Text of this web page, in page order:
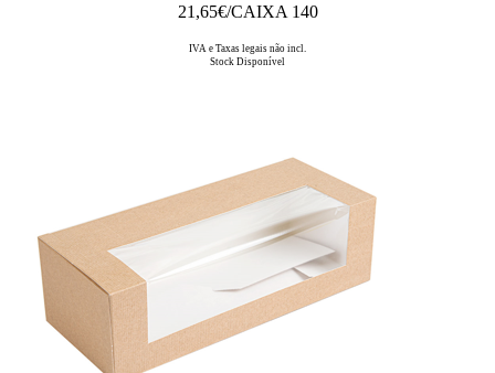
21,65€/CAIXA 140
IVA e Taxas legais não incl.
Stock Disponível